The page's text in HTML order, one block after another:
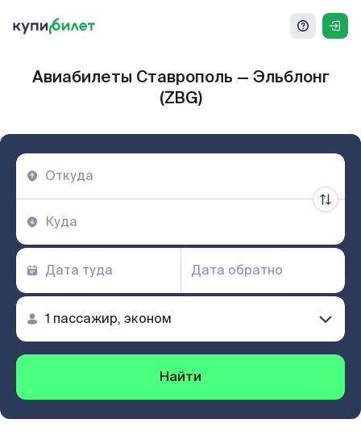
Авиабилеты Ставрополь — Эльблонг
(ZBG)
Найти